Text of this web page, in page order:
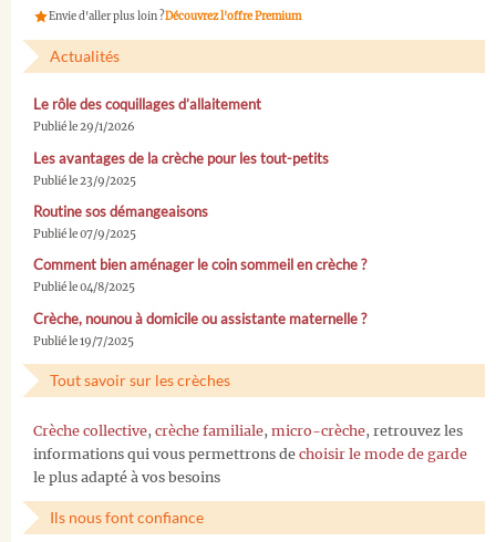
Envie d'aller plus loin ?Découvrez l'offre Premium
Actualités
Le rôle des coquillages d’allaitement
Publié le 29/1/2026
Les avantages de la crèche pour les tout-petits
Publié le 23/9/2025
Routine sos démangeaisons
Publié le 07/9/2025
Comment bien aménager le coin sommeil en crèche ?
Publié le 04/8/2025
Crèche, nounou à domicile ou assistante maternelle ?
Publié le 19/7/2025
Tout savoir sur les crèches
Crèche collective, crèche familiale, micro-crèche, retrouvez les
informations qui vous permettrons de choisir le mode de garde
le plus adapté à vos besoins
Ils nous font confiance